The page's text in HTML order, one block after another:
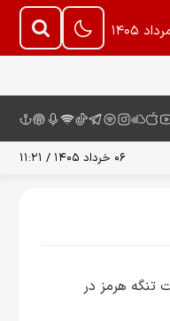
۰۶ خرداد ۱۴۰۵ / ۱۱:۲۱
تنگه هرمز در